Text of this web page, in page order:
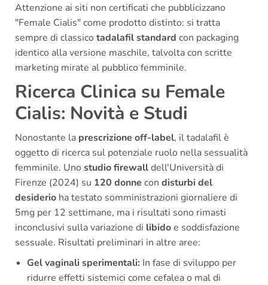
Attenzione ai siti non certificati che pubblicizzano
"Female Cialis" come prodotto distinto: si tratta
sempre di classico tadalafil standard con packaging
identico alla versione maschile, talvolta con scritte
marketing mirate al pubblico femminile.
Ricerca Clinica su Female
Cialis: Novità e Studi
Nonostante la prescrizione off-label, il tadalafil è
oggetto di ricerca sul potenziale ruolo nella sessualità
femminile. Uno studio firewalldell'Università di
Firenze (2024) su 120 donne con disturbi del
desiderio ha testato somministrazioni giornaliere di
5mg per 12 settimane, ma i risultati sono rimasti
inconclusivi sulla variazione di libidoe soddisfazione
sessuale. Risultati preliminari in altre aree:
Gel vaginali sperimentali: In fase di sviluppo per
ridurre effetti sistemici come cefalea o mal di